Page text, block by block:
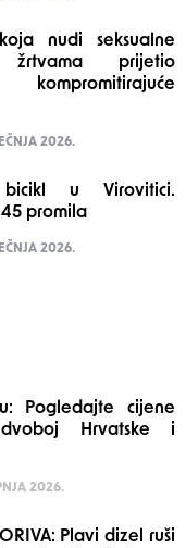
nudi seksualne
prijetio
kompromitirajuće
2026.
u Virovitici.
promila
2026.
Pogledajte cijene
Hrvatske i
2026.
Plavi dizel ruši